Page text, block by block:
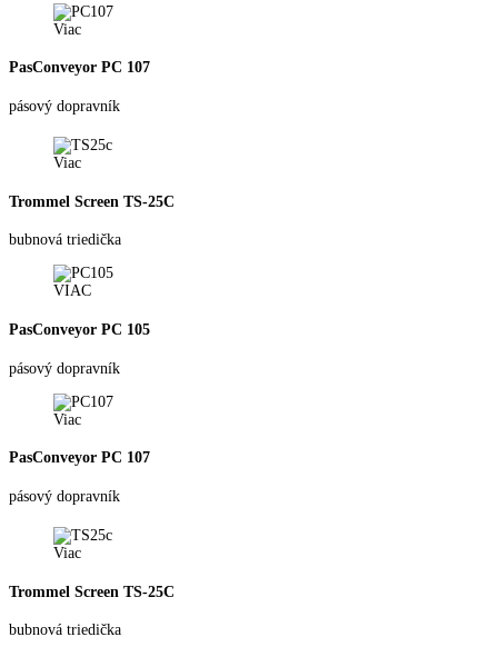
Viac
PasConveyor PC 107
pásový dopravník
Viac
Trommel Screen TS-25C
bubnová triedička
VIAC
PasConveyor PC 105
pásový dopravník
Viac
PasConveyor PC 107
pásový dopravník
Viac
Trommel Screen TS-25C
bubnová triedička